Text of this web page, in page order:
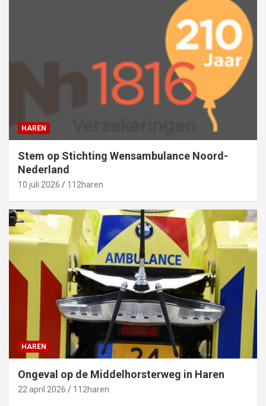
HAREN
Stem op Stichting Wensambulance Noord-
Nederland
10 juli 2026 112haren
HAREN
Ongeval op de Middelhorsterweg in Haren
22 april 2026 112haren